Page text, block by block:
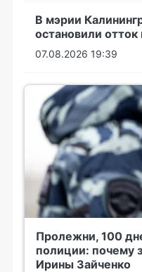
В мэрии
остановили
07.08.2026 19:39
Пролежни, 100
полиции: почему
Ирины Зайченко